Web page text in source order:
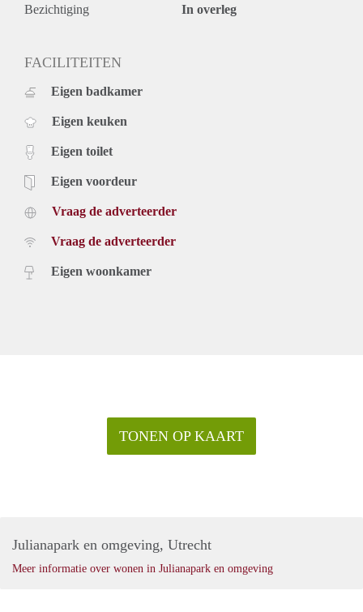
- Beschikbaar per direct
€ 1.095,- exclusief g/w/e, tv, internet en belastingen. Inclusief
De genoemde huurprijs is op basis van minimaal 12
verhoging.
Voor meer informatie en bezichtigingen van bovengenoemde
woning kunt u te allen tijde contact met ons opnemen.
Bezichtiging In overleg
FACILITEITEN
Eigen badkamer
Eigen keuken
Eigen toilet
Eigen voordeur
Vraag de adverteerder
Vraag de adverteerder
Eigen woonkamer
TONEN OP KAART
Julianapark en omgeving, Utrecht
Meer informatie over wonen in Julianapark en omgeving